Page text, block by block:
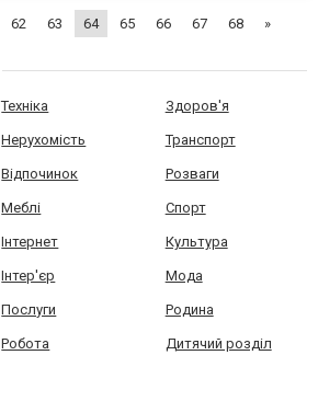
62 63 64 65 66 67 68 »
Техніка Здоров'я
Нерухомість Транспорт
Відпочинок Розваги
Меблі Спорт
Інтернет Культура
Інтер'єр Мода
Послуги Родина
Робота Дитячий розділ